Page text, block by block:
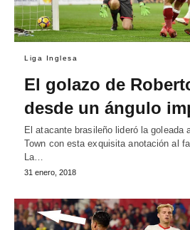
Liga Inglesa
El golazo de
desde un ángulo
El atacante brasileño lideró la goleada
Town con esta exquisita anotación al
La…
31 enero, 2018